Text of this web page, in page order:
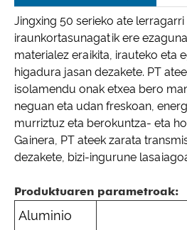
Jingxing 50 serieko ate
iraunkortasunagatik ere
materialez eraikita, irauteko eta
higadura jasan dezakete. PT
isolamendu onak etxea bero
neguan eta udan freskoan,
murriztuz eta berokuntza- eta
Gainera, PT ateek zarata
dezakete, bizi-ingurune
Produktuaren parametroak:
Aluminio